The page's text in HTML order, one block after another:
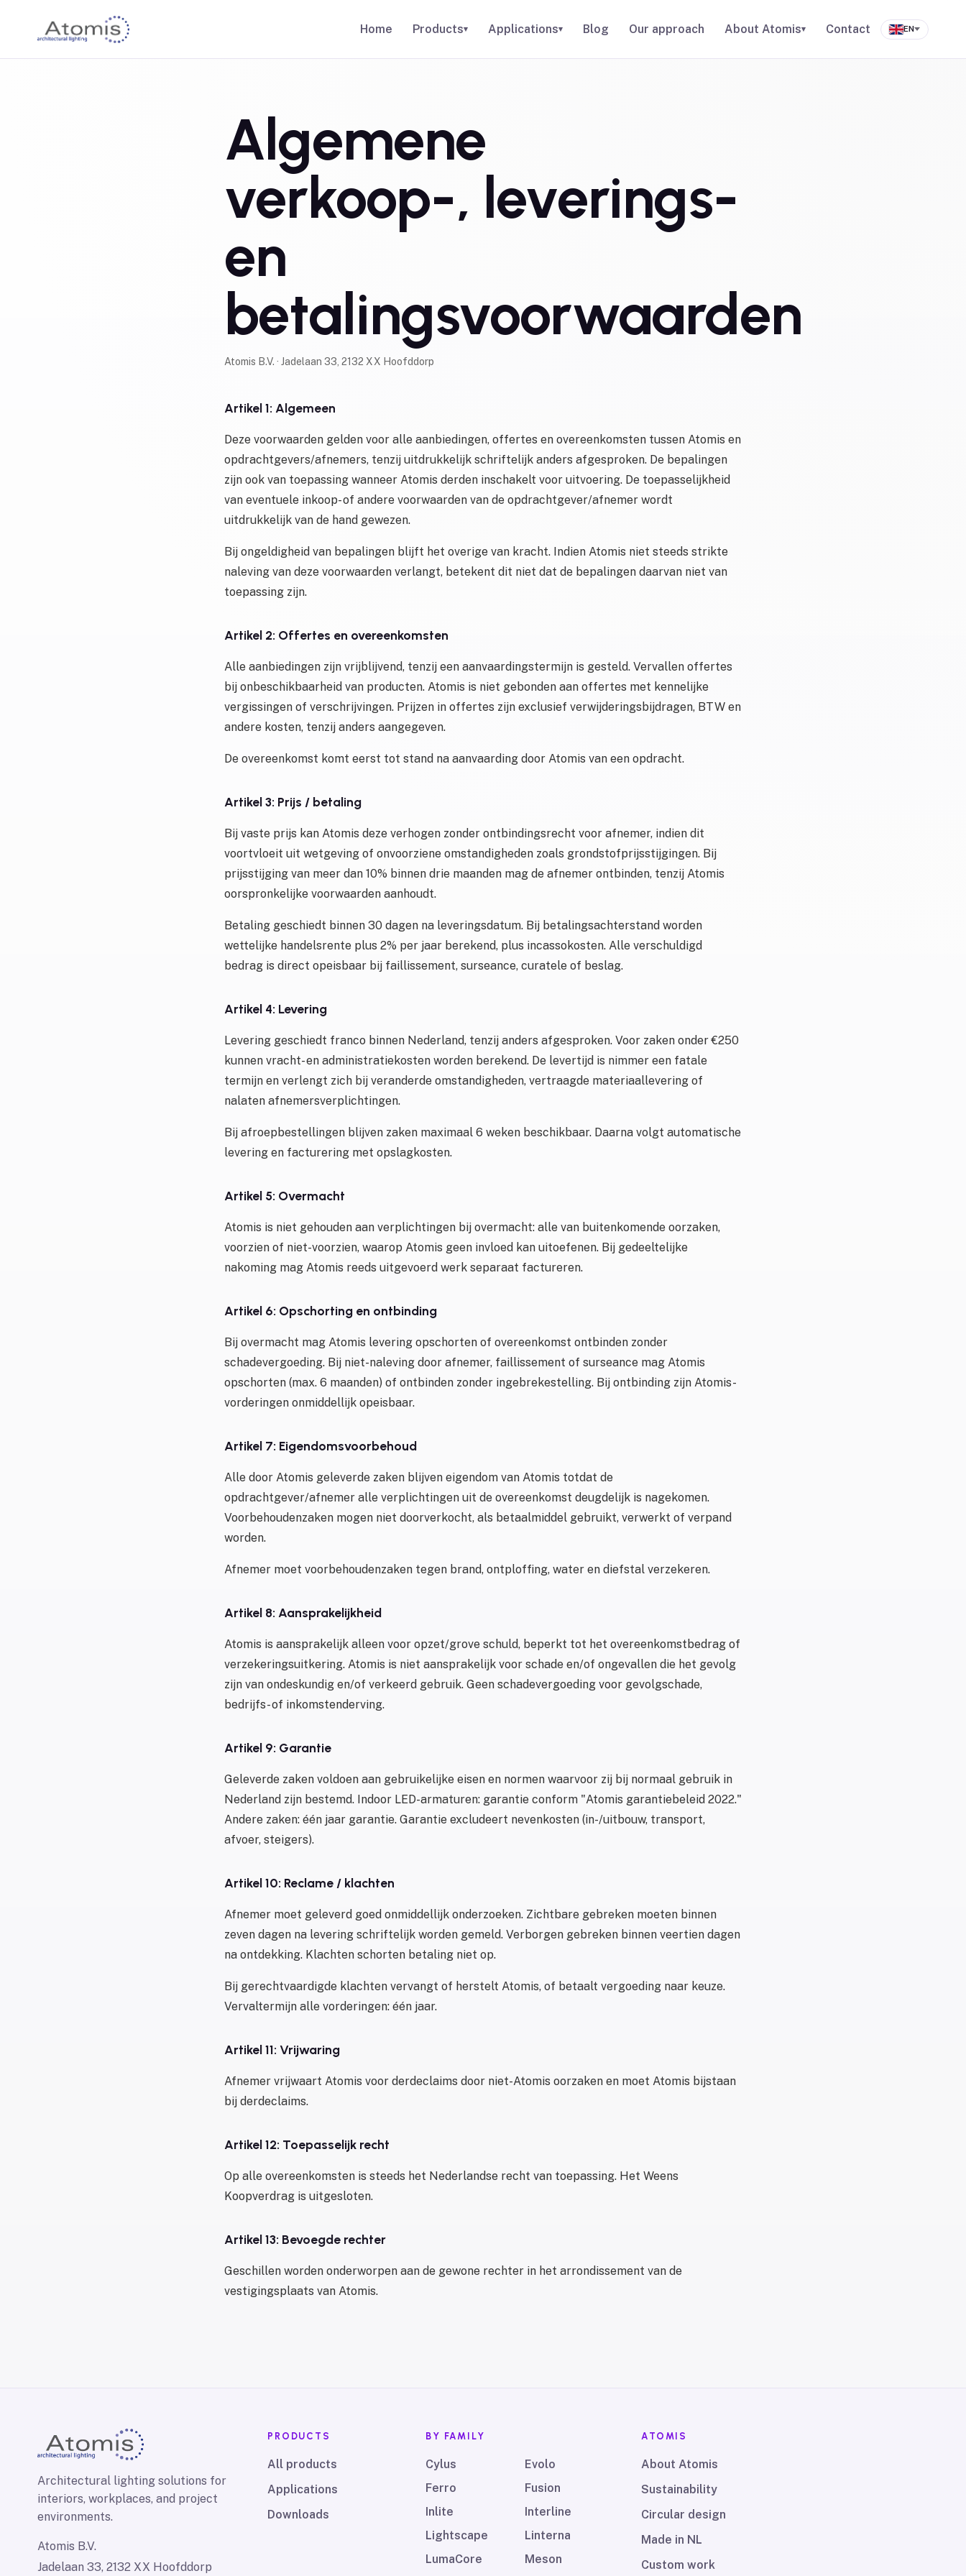
Home Products▾ Applications▾ Blog Our approach About Atomis▾ Contact EN
Algemene
verkoop-, leverings-
en
betalingsvoorwaarden
Atomis B.V. · Jadelaan 33, 2132 XX Hoofddorp
Artikel 1: Algemeen
Deze voorwaarden gelden voor alle aanbiedingen, offertes en overeenkomsten tussen Atomis en
opdrachtgevers/afnemers, tenzij uitdrukkelijk schriftelijk anders afgesproken. De bepalingen
zijn ook van toepassing wanneer Atomis derden inschakelt voor uitvoering. De toepasselijkheid
van eventuele inkoop- of andere voorwaarden van de opdrachtgever/afnemer wordt
uitdrukkelijk van de hand gewezen.
Bij ongeldigheid van bepalingen blijft het overige van kracht. Indien Atomis niet steeds strikte
naleving van deze voorwaarden verlangt, betekent dit niet dat de bepalingen daarvan niet van
toepassing zijn.
Artikel 2: Offertes en overeenkomsten
Alle aanbiedingen zijn vrijblijvend, tenzij een aanvaardingstermijn is gesteld. Vervallen offertes
bij onbeschikbaarheid van producten. Atomis is niet gebonden aan offertes met kennelijke
vergissingen of verschrijvingen. Prijzen in offertes zijn exclusief verwijderingsbijdragen, BTW en
andere kosten, tenzij anders aangegeven.
De overeenkomst komt eerst tot stand na aanvaarding door Atomis van een opdracht.
Artikel 3: Prijs / betaling
Bij vaste prijs kan Atomis deze verhogen zonder ontbindingsrecht voor afnemer, indien dit
voortvloeit uit wetgeving of onvoorziene omstandigheden zoals grondstofprijsstijgingen. Bij
prijsstijging van meer dan 10% binnen drie maanden mag de afnemer ontbinden, tenzij Atomis
oorspronkelijke voorwaarden aanhoudt.
Betaling geschiedt binnen 30 dagen na leveringsdatum. Bij betalingsachterstand worden
wettelijke handelsrente plus 2% per jaar berekend, plus incassokosten. Alle verschuldigd
bedrag is direct opeisbaar bij faillissement, surseance, curatele of beslag.
Artikel 4: Levering
Levering geschiedt franco binnen Nederland, tenzij anders afgesproken. Voor zaken onder €250
kunnen vracht- en administratiekosten worden berekend. De levertijd is nimmer een fatale
termijn en verlengt zich bij veranderde omstandigheden, vertraagde materiaallevering of
nalaten afnemersverplichtingen.
Bij afroepbestellingen blijven zaken maximaal 6 weken beschikbaar. Daarna volgt automatische
levering en facturering met opslagkosten.
Artikel 5: Overmacht
Atomis is niet gehouden aan verplichtingen bij overmacht: alle van buitenkomende oorzaken,
voorzien of niet-voorzien, waarop Atomis geen invloed kan uitoefenen. Bij gedeeltelijke
nakoming mag Atomis reeds uitgevoerd werk separaat factureren.
Artikel 6: Opschorting en ontbinding
Bij overmacht mag Atomis levering opschorten of overeenkomst ontbinden zonder
schadevergoeding. Bij niet-naleving door afnemer, faillissement of surseance mag Atomis
opschorten (max. 6 maanden) of ontbinden zonder ingebrekestelling. Bij ontbinding zijn Atomis-
vorderingen onmiddellijk opeisbaar.
Artikel 7: Eigendomsvoorbehoud
Alle door Atomis geleverde zaken blijven eigendom van Atomis totdat de
opdrachtgever/afnemer alle verplichtingen uit de overeenkomst deugdelijk is nagekomen.
Voorbehoudenzaken mogen niet doorverkocht, als betaalmiddel gebruikt, verwerkt of verpand
worden.
Afnemer moet voorbehoudenzaken tegen brand, ontploffing, water en diefstal verzekeren.
Artikel 8: Aansprakelijkheid
Atomis is aansprakelijk alleen voor opzet/grove schuld, beperkt tot het overeenkomstbedrag of
verzekeringsuitkering. Atomis is niet aansprakelijk voor schade en/of ongevallen die het gevolg
zijn van ondeskundig en/of verkeerd gebruik. Geen schadevergoeding voor gevolgschade,
bedrijfs- of inkomstenderving.
Artikel 9: Garantie
Geleverde zaken voldoen aan gebruikelijke eisen en normen waarvoor zij bij normaal gebruik in
Nederland zijn bestemd. Indoor LED-armaturen: garantie conform "Atomis garantiebeleid 2022."
Andere zaken: één jaar garantie. Garantie excludeert nevenkosten (in-/uitbouw, transport,
afvoer, steigers).
Artikel 10: Reclame / klachten
Afnemer moet geleverd goed onmiddellijk onderzoeken. Zichtbare gebreken moeten binnen
zeven dagen na levering schriftelijk worden gemeld. Verborgen gebreken binnen veertien dagen
na ontdekking. Klachten schorten betaling niet op.
Bij gerechtvaardigde klachten vervangt of herstelt Atomis, of betaalt vergoeding naar keuze.
Vervaltermijn alle vorderingen: één jaar.
Artikel 11: Vrijwaring
Afnemer vrijwaart Atomis voor derdeclaims door niet-Atomis oorzaken en moet Atomis bijstaan
bij derdeclaims.
Artikel 12: Toepasselijk recht
Op alle overeenkomsten is steeds het Nederlandse recht van toepassing. Het Weens
Koopverdrag is uitgesloten.
Artikel 13: Bevoegde rechter
Geschillen worden onderworpen aan de gewone rechter in het arrondissement van de
vestigingsplaats van Atomis.
Architectural lighting solutions for
interiors, workplaces, and project
environments.
Atomis B.V.
Jadelaan 33, 2132 XX Hoofddorp
PRODUCTS
All products
Applications
Downloads
BY FAMILY
Cylus
Evolo
Ferro
Fusion
Inlite
Interline
Lightscape
Linterna
LumaCore
Meson
ATOMIS
About Atomis
Sustainability
Circular design
Made in NL
Custom work